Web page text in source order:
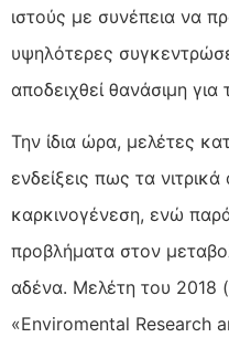
ιστούς με συνέπεια να
υψηλότερες
αποδειχθεί θανάσιμη για
Την ίδια ώρα, μελέτες
ενδείξεις πως τα
καρκινογένεση, ενώ
προβλήματα στον
αδένα. Μελέτη του 2018
«Enviromental Research